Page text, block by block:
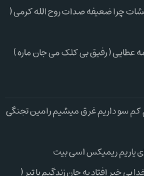
چرا ضعیفه صدات روح الله کرمی (
عطایی ( رفیق بی کلک می جان ماره )
کم سو داریم غرق میشیم رامین تجنگی
ای یاریم ریمیکس اسی بیت
بی خبر افتاد به جان زندگیم با تبر (